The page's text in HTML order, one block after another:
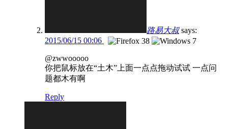
路易大叔 says:
2015/06/15 00:06
@zwwooooo
你把鼠标放在“土木”上面一点点拖动试试 一点问
题都木有啊
Reply